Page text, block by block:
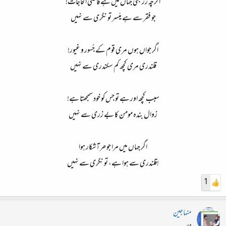
جو فقر سے ہے میّسر تو نگری سے نہیں​
اگر جواں ہوں مری قوم کے جُسور و غیور!
قلندری مری کچھ کم سکندری سے نہیں​
سبب کچھ اور ہے تو جس کو خود سمجھتا ہے!
زوال بندہ مومن کا بے زری سے نہیں​
اگر جہاں میں مرا جوھرآشکار ہوا
!قلندری سے ہوا ہے، تو نگری سے نہیں​
1
منہاجین